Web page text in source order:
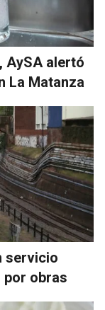
AySA alertó
La Matanza
servicio
por obras